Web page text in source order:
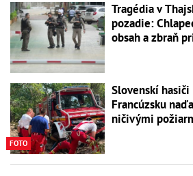
Tragédia v
pozadie:
obsah a zbraň
FOTO
Slovenskí
Francúzsku
ničivými